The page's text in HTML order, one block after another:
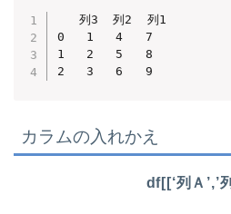
   列3  列2  列1
0   1   4   7
1   2   5   8
2   3   6   9
カラムの入れかえ
df[[‘列Ａ’,’